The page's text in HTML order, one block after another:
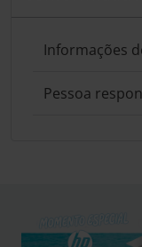
Informações
Pessoa